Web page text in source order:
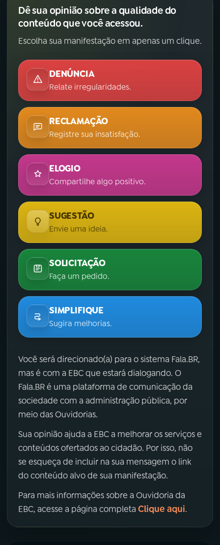
Dê sua opinião sobre a qualidade do
conteúdo que você acessou.
Escolha sua manifestação em apenas um clique.
DENÚNCIA
Relate irregularidades.
RECLAMAÇÃO
Registre sua insatisfação.
ELOGIO
Compartilhe algo positivo.
SUGESTÃO
Envie uma ideia.
SOLICITAÇÃO
Faça um pedido.
SIMPLIFIQUE
Sugira melhorias.
Você será direcionado(a) para o sistema Fala.BR,
mas é com a EBC que estará dialogando. O
Fala.BR é uma plataforma de comunicação da
sociedade com a administração pública, por
meio das Ouvidorias.
Sua opinião ajuda a EBC a melhorar os serviços e
conteúdos ofertados ao cidadão. Por isso, não
se esqueça de incluir na sua mensagem o link
do conteúdo alvo de sua manifestação.
Para mais informações sobre a Ouvidoria da
EBC, acesse a página completa Clique aqui.